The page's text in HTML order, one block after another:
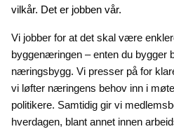
vilkår. Det er jobben vår.
Vi jobber for at det skal være
byggenæringen – enten du bygger
næringsbygg. Vi presser på for
vi løfter næringens behov inn i
politikere. Samtidig gir vi
hverdagen, blant annet innen